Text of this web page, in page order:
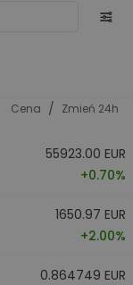
Cena / Zmień 24h
55923.00 EUR
+0.70%
1650.97 EUR
+2.00%
0.864749 EUR